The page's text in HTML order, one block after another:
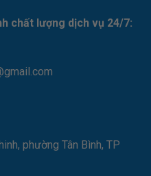
chất lượng dịch vụ 24/7:
phường Tân Bình, TP